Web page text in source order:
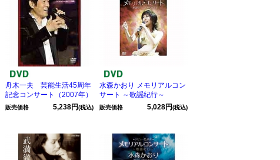
舟木一夫 芸能生活45周年
記念コンサート（2007年）
販売価格 5,238円(税込)
水森かおり メモリアルコン
サート ～歌謡紀行～
販売価格 5,028円(税込)